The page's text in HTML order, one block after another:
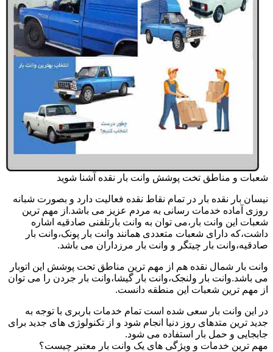
شعبات و مناطق تخت پوشش وانت بار نقده آشنا شوید
نیسان بار نقده بار در تمام نقاط نقده فعالیت دارد و بصورت شبانه
روزی آماده خدمات رسانی به مردم عزیز می باشد.از مهم ترین
شعبات این وانت بار،می توان به وانت بارتلفنی صادقیه اشاره
داشت،که دارای شعبات متعددی همانند وانت بار پونک،وانت بار
صادقیه،وانت بار چیتگر و وانت بار مرزداران می باشد.
وانت بار شمال نقده هم از مهم ترین مناطق تحت پوشش این اتوبار
می باشد.وانت بار ولنجک،وانت بار گیشا،وانت بار جردن را می توان
از مهم ترین شعبات این منطقه دانست.
در این وانت بار سعی شده است تمام خدمات باربری با توجه به
جدید ترین متدهای روز دنیا انجام شود و از تکنولوژی های جدید برای
جابجایی و حمل بار استفاده می شود.
مهم ترین خدمات و ویژگی های یک وانت بار معتبر چیست؟